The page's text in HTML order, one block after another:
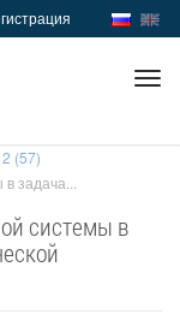
(57)
задача...
системы в